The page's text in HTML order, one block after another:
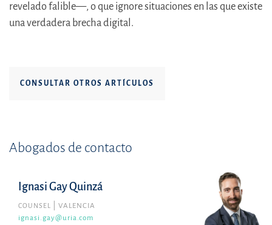
revelado falible—, o que ignore situaciones en las que existe
una verdadera brecha digital.
CONSULTAR OTROS ARTÍCULOS
Abogados de contacto
Ignasi Gay Quinzá
COUNSEL
VALENCIA
ignasi.gay@uria.com